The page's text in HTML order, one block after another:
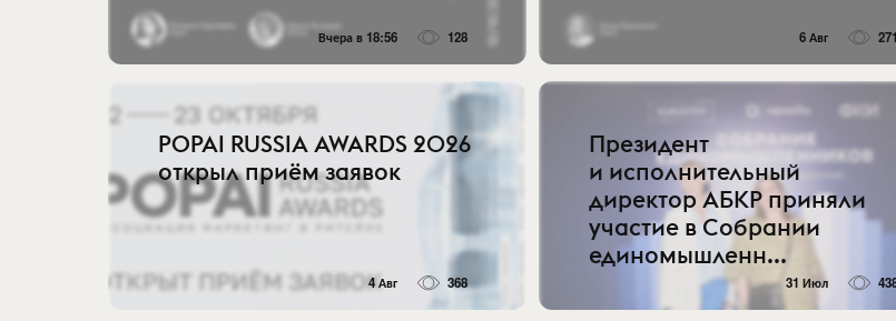
Вчера в 18:56 128 6 Авг 271
POPAI RUSSIA AWARDS 2026
открыл приём заявок
4 Авг 368
Президент
и исполнительный
директор АБКР приняли
участие в Собрании
единомышленн...
31 Июл